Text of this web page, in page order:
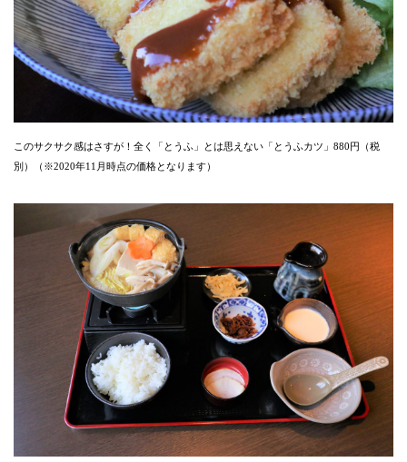
このサクサク感はさすが！全く「とうふ」とは思えない「とうふカツ」880円（税
別）（※2020年11月時点の価格となります）